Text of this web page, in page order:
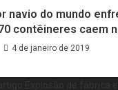
navio do mundo
contêineres caem
4 de janeiro de 2019